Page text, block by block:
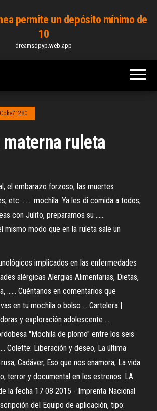
permite un depósito mínimo de
10
dreamsdpyp.web.app
Coke71280
ruleta
el embarazo forzoso, las muertes
etc. ...... mochila. Ya les di comida a todos,
con Julito, preparamos su ......
mismo modo que en la ruleta sale un
implicados en las enfermedades
alérgicas Alergias Alimentarias, Dietas,
...... Cuéntanos en comentarios que
en tu mochila o bolso ... Cartelera |
y exploración adolescente ...
"Mochila de plomo" entre los seis
Colette: Liberación y deseo, La última
Cadáver, Eso que nos enamora, La vida
terror y documental en los estrenos. LA
la fecha 17 08 2015 - Imprenta Nacional
del Equipo de aplicación, tipo: